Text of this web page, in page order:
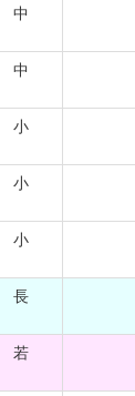
中
中
小
小
小
長
若